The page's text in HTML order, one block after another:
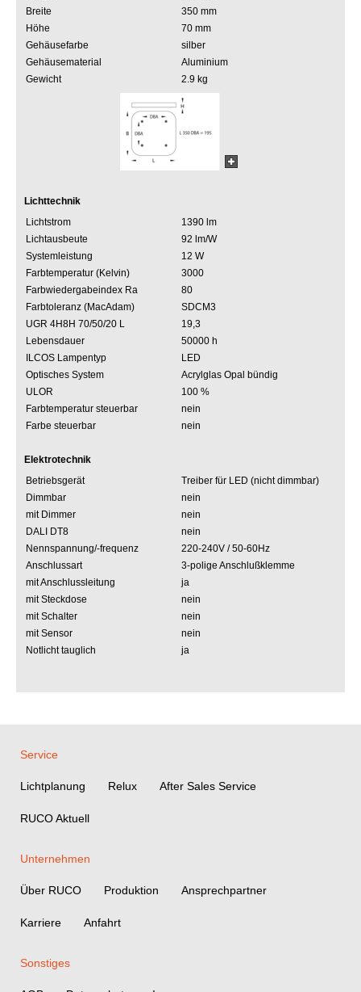
Breite
350 mm
Höhe
70 mm
Gehäusefarbe
silber
Gehäusematerial
Aluminium
Gewicht
2.9 kg
Lichttechnik
Lichtstrom
1390 lm
Lichtausbeute
92 lm/W
Systemleistung
12 W
Farbtemperatur (Kelvin)
3000
Farbwiedergabeindex Ra
80
Farbtoleranz (MacAdam)
SDCM3
UGR 4H8H 70/50/20 L
19,3
Lebensdauer
50000 h
ILCOS Lampentyp
LED
Optisches System
Acrylglas Opal bündig
ULOR
100 %
Farbtemperatur steuerbar
nein
Farbe steuerbar
nein
Elektrotechnik
Betriebsgerät
Treiber für LED (nicht dimmbar)
Dimmbar
nein
mit Dimmer
nein
DALI DT8
nein
Nennspannung/-frequenz
220-240V / 50-60Hz
Anschlussart
3-polige Anschlußklemme
mit Anschlussleitung
ja
mit Steckdose
nein
mit Schalter
nein
mit Sensor
nein
Notlicht tauglich
ja
Service
Lichtplanung Relux After Sales Service
RUCO Aktuell
Unternehmen
Über RUCO Produktion Ansprechpartner
Karriere Anfahrt
Sonstiges